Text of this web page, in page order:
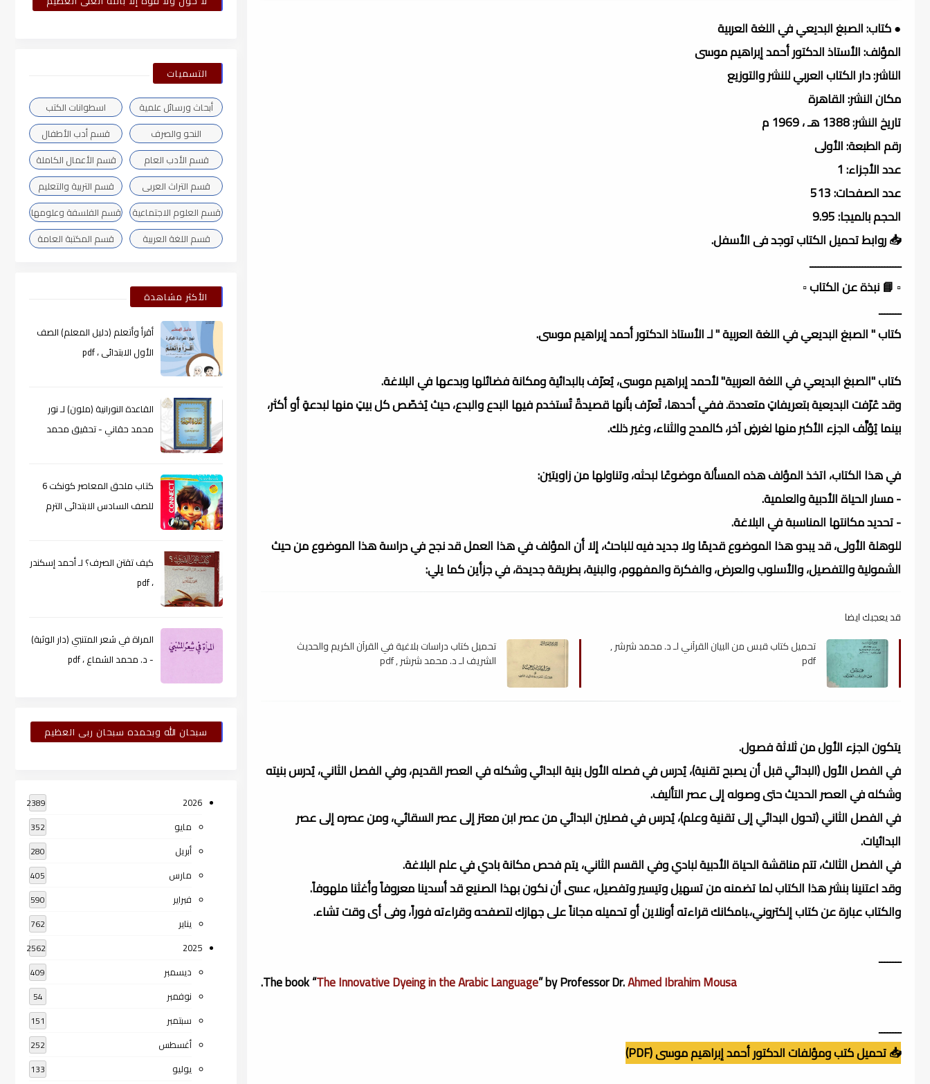
● كتاب: الصبغ البديعي في اللغة العربية
المؤلف: الأستاذ الدكتور أحمد إبراهيم موسى
الناشر: دار الكتاب العربي للنشر والتوزيع
مكان النشر: القاهرة
تاريخ النشر: 1388 هـ ، 1969 م
رقم الطبعة: الأولى
عدد الأجزاء: 1
عدد الصفحات: 513
الحجم بالميجا: 9.95
📥 روابط تحميل الكتاب توجد فى الأسفل.
ـــــــــــــــــــــــــــــــــ
▫️ 📘 نبذة عن الكتاب ▫️
ــــــــ
كتاب " الصبغ البديعي في اللغة العربية " لـ الأستاذ الدكتور أحمد إبراهيم موسى.
كتاب "الصبغ البديعي في اللغة العربية" لأحمد إبراهيم موسى، يُعرّف بالبدائية ومكانة فضائلها وبدعها في البلاغة.
وقد عُرّفت البديعية بتعريفاتٍ متعددة. ففي أحدها، تُعرّف بأنها قصيدةٌ تُستخدم فيها البدع والبدع، حيث يُخصّص كل بيتٍ منها لبدعةٍ أو أكثر،
بينما يُؤلَّف الجزء الأكبر منها لغرضٍ آخر، كالمدح والثناء، وغير ذلك.
في هذا الكتاب، اتخذ المؤلف هذه المسألة موضوعًا لبحثه، وتناولها من زاويتين:
- مسار الحياة الأدبية والعلمية.
- تحديد مكانتها المناسبة في البلاغة.
للوهلة الأولى، قد يبدو هذا الموضوع قديمًا ولا جديد فيه للباحث، إلا أن المؤلف في هذا العمل قد نجح في دراسة هذا الموضوع من حيث
الشمولية والتفصيل، والأسلوب والعرض، والفكرة والمفهوم، والبنية، بطريقة جديدة، في جزأين كما يلي:
قد يعجبك ايضا
تحميل كتاب قبس من البيان القرآني لـ د. محمد شرشر ,
pdf
تحميل كتاب دراسات بلاغية في القرآن الكريم والحديث
الشريف لـ د. محمد شرشر , pdf
يتكون الجزء الأول من ثلاثة فصول.
في الفصل الأول (البدائي قبل أن يصبح تقنية)، يُدرس في فصله الأول بنية البدائي وشكله في العصر القديم، وفي الفصل الثاني، يُدرس بنيته
وشكله في العصر الحديث حتى وصوله إلى عصر التأليف.
في الفصل الثاني (تحول البدائي إلى تقنية وعلم)، يُدرس في فصلين البدائي من عصر ابن معتز إلى عصر السقائي، ومن عصره إلى عصر
البدائيات.
في الفصل الثالث، تتم مناقشة الحياة الأدبية لبادي وفي القسم الثاني، يتم فحص مكانة بادي في علم البلاغة.
وقد اعتنينا بنشر هذا الكتاب لما تضمنه من تسهيل وتيسير وتفصيل، عسى أن نكون بهذا الصنيع قد أسدينا معروفاً وأغثنا ملهوفاً.
والكتاب عبارة عن كتاب إلكتروني،.بامكانك قراءته أونلاين أو تحميله مجاناً على جهازك لتصفحه وقراءته فوراً، وفى أى وقت تشاء.
ــــــــ
The book “The Innovative Dyeing in the Arabic Language” by Professor Dr.Ahmed Ibrahim Mousa
.
ــــــــ
📥 تحميل كتب ومؤلفات الدكتور أحمد إبراهيم موسى (PDF)
التسميات
أبحاث ورسائل علمية
اسطوانات الكتب
النحو والصرف
قسم أدب الأطفال
قسم الأدب العام
قسم الأعمال الكاملة
قسم التراث العربى
قسم التربية والتعليم
قسم العلوم الاجتماعية
قسم الفلسفة وعلومها
قسم اللغة العربية
قسم المكتبة العامة
الأكثر مشاهدة
أقرأ وأتعلم (دليل المعلم) الصف
الأول الابتدائى ، pdf
القاعدة النورانية (ملون) لـ نور
محمد حقاني - تحقيق محمد
كتاب ملحق المعاصر كونكت 6
للصف السادس الابتدائى الترم
كيف تقتن الصرف؟ لـ أحمد إسكندر
، pdf
المراة في شعر المتنبي (دار الوثبة)
- د. محمد الشماع ، pdf
سبحان الله وبحمده سبحان ربى العظيم
2026
2389
مايو 352
أبريل 280
مارس 405
فبراير 590
يناير 762
2025
2562
ديسمبر 409
نوفمبر 54
سبتمبر 151
أغسطس 252
يوليو 133